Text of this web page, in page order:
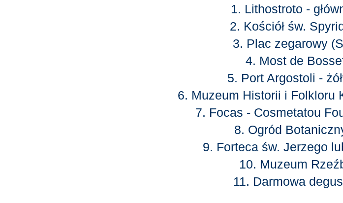
1. Lithostroto -
2. Kościół św.
3. Plac zegarowy
4. Most de
5. Port Argostoli -
6. Muzeum Historii i Folkloru
7. Focas - Cosmetatou
8. Ogród
9. Forteca św. Jerzego
10. Muzeum
11. Darmowa